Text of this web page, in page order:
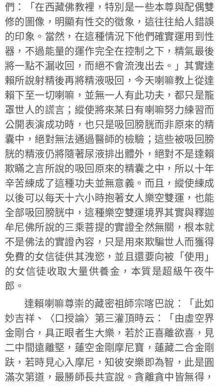
們：「在西藏佛教裡，特別是一些本尊與配偶雙
修的圖像，明顯有性交的徵象，這往往給人錯誤
的印象。當然，在這種情況下他們確實運用到性
器，不過能量的運作完全在控制之下，精氣最後
將一點不漏收回，而絕不會流洩出去。」其實達
賴所說射精後再將精液吸回，今天喇嘛教上從達
賴下至一切喇嘛，並無一人有此功夫，都只是籠
罩世人的謊言；縱使將來某日有喇嘛努力練習而
公開表演成功時，也只是吸回膀胱而非原來的精
囊中，絕對無法通過醫師的檢驗；這些被吸回膀
胱的精液仍將隨著尿液排出體外，絕對不是達賴
欺瞞之言所說的吸回原來的精囊之中，所以十年
辛苦練成了這種功夫並無意義。而且，縱使練成
以後可以每天十六小時抱著女人樂空雙運，也能
全部吸回膀胱中，這種樂空雙運境界其實與釋迦
牟尼佛所說的三乘菩提的實證全然無關，根本就
不是佛法的實證內容，只是用來欺騙世人而獲得
免費的女信徒供其洩慾，並且還要向被「使用」
的女信徒收取大量供養金，本質是超級午夜牛
郎。
達賴喇嘛尊崇的藏密祖師宗喀巴說：「此如
妙吉祥、〈口授論〉第三灌頂時云：「由虛空界
金剛合，具正眼者生大樂，若於正喜離欲喜，見
二中間遠離堅，蓮空金剛摩尼寶，蓮藏二合金剛
趺，若時見心入摩尼，知彼安樂即為智，此是圓
滿次第道，最勝師長共宣說。貪離貪中皆無得，